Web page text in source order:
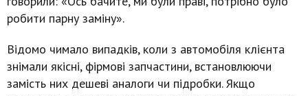
робити парну заміну».
Відомо чимало випадків, коли з автомобіля клієнта
знімали якісні, фірмові запчастини, встановлюючи
замість них дешеві аналоги чи підробки. Якщо